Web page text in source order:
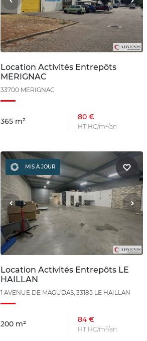
Location Activités Entrepôts
MERIGNAC
33700 MERIGNAC
365 m² 80 €
HT HC/m²/an
MIS À JOUR
Location Activités Entrepôts LE
HAILLAN
1 AVENUE DE MAGUDAS, 33185 LE HAILLAN
200 m² 84 €
HT HC/m²/an